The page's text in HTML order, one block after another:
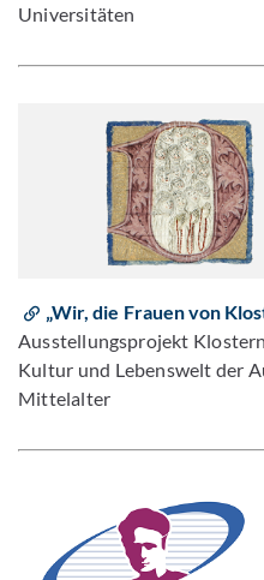
Universitäten
„Wir, die Frauen von
Ausstellungsprojekt
Kultur und Lebenswelt der
Mittelalter